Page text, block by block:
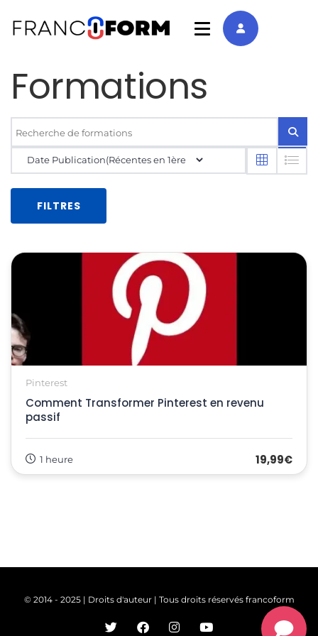
Formations
FILTRES
Pinterest
Comment Transformer Pinterest en revenu
passif
1 heure 19,99€
© 2014 - 2025 | Droits d'auteur | Tous droits réservés francoform